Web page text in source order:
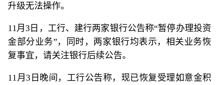
升级无法操作。
11月3日，工行、建行两家银行公告称“暂停办理投资
金部分业务”，同时，两家银行均表示，相关业务恢
复事宜，请关注银行后续公告。
11月3日晚间，工行公告称，现已恢复受理如意金积